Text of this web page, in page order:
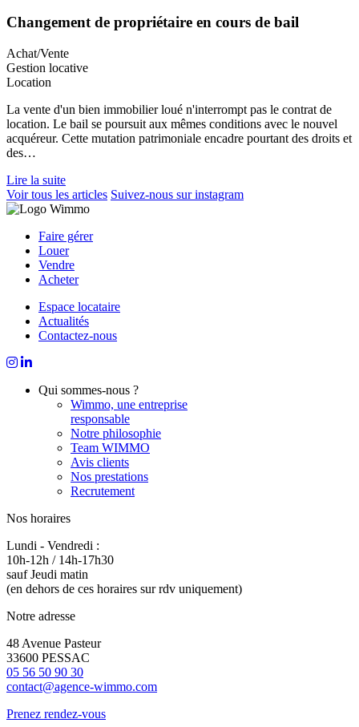
Changement de propriétaire en cours de bail
Achat/Vente
Gestion locative
Location
La vente d'un bien immobilier loué n'interrompt pas le contrat de
location. Le bail se poursuit aux mêmes conditions avec le nouvel
acquéreur. Cette mutation patrimoniale encadre pourtant des droits et
des…
Lire la suite
Voir tous les articles Suivez-nous sur instagram
Faire gérer
Louer
Vendre
Acheter
Espace locataire
Actualités
Contactez-nous
Qui sommes-nous ?
Wimmo, une entreprise
responsable
Notre philosophie
Team WIMMO
Avis clients
Nos prestations
Recrutement
Nos horaires
Lundi - Vendredi :
10h-12h / 14h-17h30
sauf Jeudi matin
(en dehors de ces horaires sur rdv uniquement)
Notre adresse
48 Avenue Pasteur
33600 PESSAC
05 56 50 90 30
contact@agence-wimmo.com
Prenez rendez-vous